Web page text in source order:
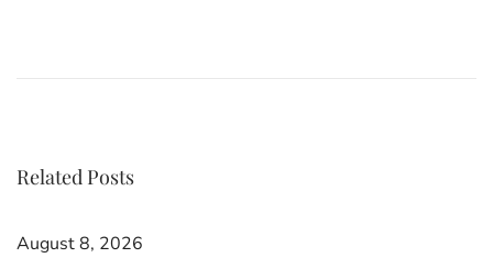
u
s
o
a
s
a
Related Posts
August 8, 2026